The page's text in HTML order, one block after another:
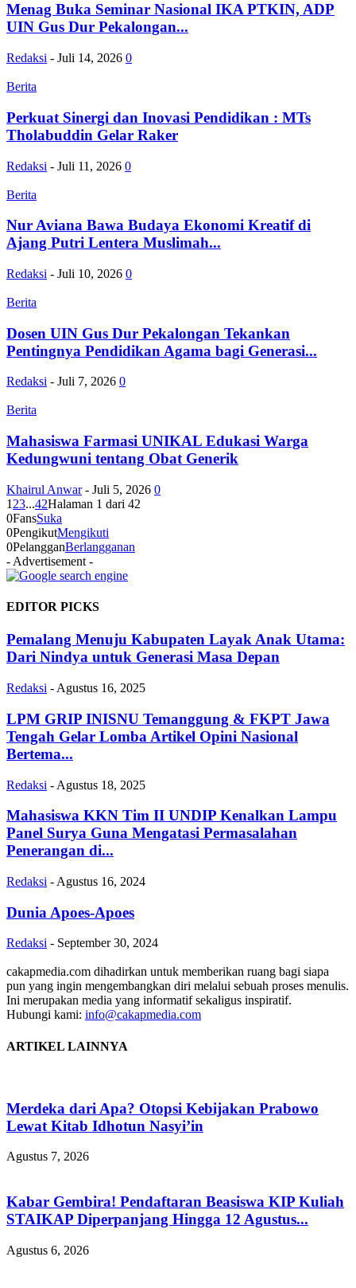
Menag Buka Seminar Nasional IKA PTKIN, ADP
UIN Gus Dur Pekalongan...
Redaksi - Juli 14, 2026 0
Berita
Perkuat Sinergi dan Inovasi Pendidikan : MTs
Tholabuddin Gelar Raker
Redaksi - Juli 11, 2026 0
Berita
Nur Aviana Bawa Budaya Ekonomi Kreatif di
Ajang Putri Lentera Muslimah...
Redaksi - Juli 10, 2026 0
Berita
Dosen UIN Gus Dur Pekalongan Tekankan
Pentingnya Pendidikan Agama bagi Generasi...
Redaksi - Juli 7, 2026 0
Berita
Mahasiswa Farmasi UNIKAL Edukasi Warga
Kedungwuni tentang Obat Generik
Khairul Anwar - Juli 5, 2026 0
1 23...42Halaman 1 dari 42
0FansSuka
0PengikutMengikuti
0PelangganBerlangganan
- Advertisement -
EDITOR PICKS
Pemalang Menuju Kabupaten Layak Anak Utama:
Dari Nindya untuk Generasi Masa Depan
Redaksi - Agustus 16, 2025
LPM GRIP INISNU Temanggung & FKPT Jawa
Tengah Gelar Lomba Artikel Opini Nasional
Bertema...
Redaksi - Agustus 18, 2025
Mahasiswa KKN Tim II UNDIP Kenalkan Lampu
Panel Surya Guna Mengatasi Permasalahan
Penerangan di...
Redaksi - Agustus 16, 2024
Dunia Apoes-Apoes
Redaksi - September 30, 2024
cakapmedia.com dihadirkan untuk memberikan ruang bagi siapa
pun yang ingin mengembangkan diri melalui sebuah proses menulis.
Ini merupakan media yang informatif sekaligus inspiratif.
Hubungi kami: info@cakapmedia.com
ARTIKEL LAINNYA
Merdeka dari Apa? Otopsi Kebijakan Prabowo
Lewat Kitab Idhotun Nasyi’in
Agustus 7, 2026
Kabar Gembira! Pendaftaran Beasiswa KIP Kuliah
STAIKAP Diperpanjang Hingga 12 Agustus...
Agustus 6, 2026